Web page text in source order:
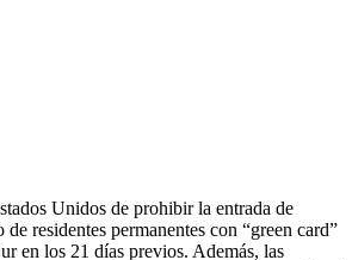
Unidos de prohibir la entrada de
residentes permanentes con “green card”
en los 21 días previos. Además, las